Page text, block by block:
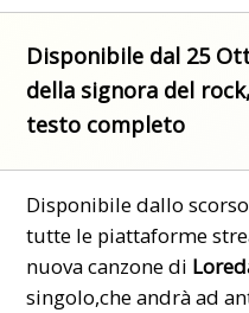
Disponibile dal 25
della signora del
testo completo
Disponibile dallo
tutte le piattaforme
nuova canzone di
singolo,che andrà ad